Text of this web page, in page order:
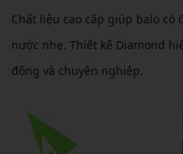
Chất liệu cao cấp giúp balo có
nước nhẹ. Thiết kế Diamond
động và chuyên nghiệp.